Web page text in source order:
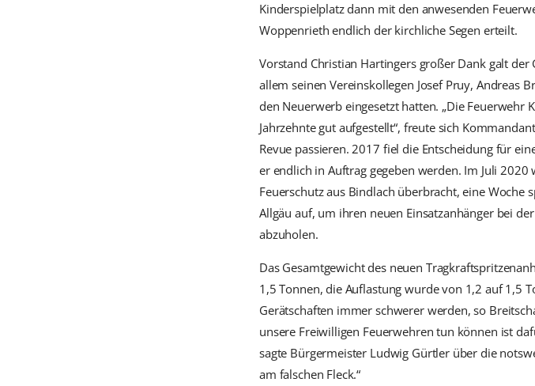
Kinderspielplatz dann mit den anwesenden
Woppenrieth endlich der kirchliche Segen erteilt.
Vorstand Christian Hartingers großer Dank galt
allem seinen Vereinskollegen Josef Pruy, Andreas
den Neuerwerb eingesetzt hatten. „Die Feuerwehr
Jahrzehnte gut aufgestellt“, freute sich
Revue passieren. 2017 fiel die Entscheidung für
er endlich in Auftrag gegeben werden. Im Juli
Feuerschutz aus Bindlach überbracht, eine
Allgäu auf, um ihren neuen Einsatzanhänger bei
abzuholen.
Das Gesamtgewicht des neuen
1,5 Tonnen, die Auflastung wurde von 1,2 auf 1,5
Gerätschaften immer schwerer werden, so
unsere Freiwilligen Feuerwehren tun können ist
sagte Bürgermeister Ludwig Gürtler über die
am falschen Fleck.“